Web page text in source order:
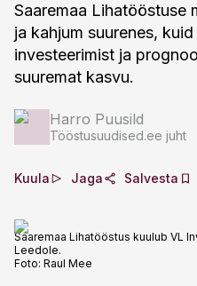
Saaremaa Lihatööstuse
ja kahjum suurenes,
investeerimist ja
suuremat kasvu.
Harro Puusild
Tööstusuudised.ee juht
Kuula Jaga Salvesta
Saaremaa Lihatööstus kuulub VL
Leedole.
Foto: Raul Mee